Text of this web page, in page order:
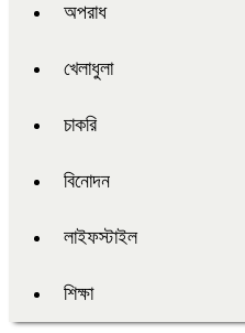
অপরাধ
খেলাধুলা
চাকরি
বিনোদন
লাইফস্টাইল
শিক্ষা